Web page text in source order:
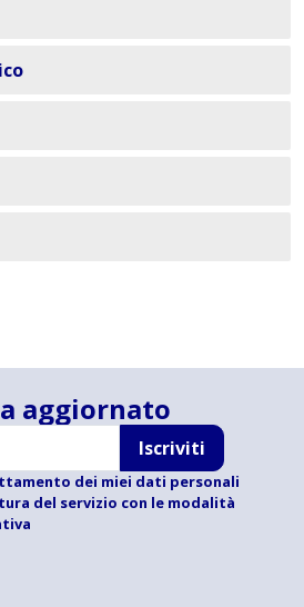
aggiornato
Iscriviti
dei miei dati personali
del servizio con le modalità